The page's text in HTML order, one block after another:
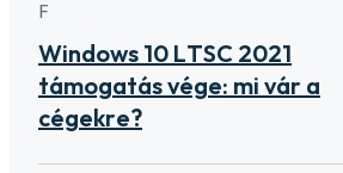
F
Windows 10 LTSC 2021
támogatás vége: mi vár a
cégekre?